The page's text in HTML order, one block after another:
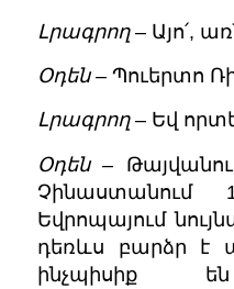
Լրագրող– Այո՛,
Օդեն– Պուերտո
Լրագրող– Եվ
Օդեն–
Չինաստանում
Եվրոպայում
դեռևս բարձր է
ինչպիսիք